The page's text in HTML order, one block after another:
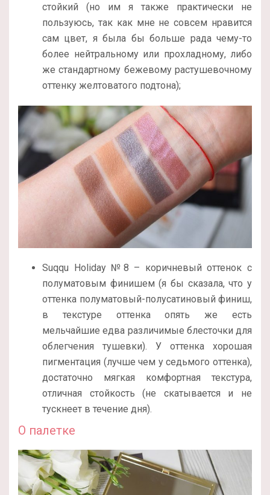
стойкий (но им я также практически не
пользуюсь, так как мне не совсем нравится
сам цвет, я была бы больше рада чему-то
более нейтральному или прохладному, либо
же стандартному бежевому растушевочному
оттенку желтоватого подтона);
Suqqu Holiday №8 – коричневый оттенок с
полуматовым финишем (я бы сказала, что у
оттенка полуматовый-полусатиновый финиш,
в текстуре оттенка опять же есть
мельчайшие едва различимые блесточки для
облегчения тушевки). У оттенка хорошая
пигментация (лучше чем у седьмого оттенка),
достаточно мягкая комфортная текстура,
отличная стойкость (не скатывается и не
тускнеет в течение дня).
О палетке